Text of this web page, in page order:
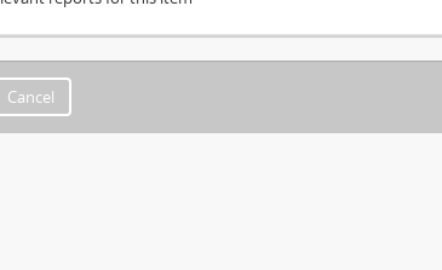
Cancel